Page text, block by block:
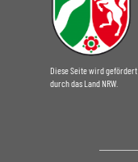
Diese Seite wird gefördert
durch das Land NRW.